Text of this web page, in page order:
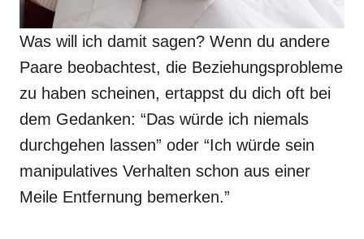
Was will ich damit sagen? Wenn du andere
Paare beobachtest, die Beziehungsprobleme
zu haben scheinen, ertappst du dich oft bei
dem Gedanken: “Das würde ich niemals
durchgehen lassen” oder “Ich würde sein
manipulatives Verhalten schon aus einer
Meile Entfernung bemerken.”